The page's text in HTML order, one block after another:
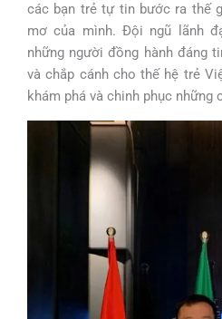
các bạn trẻ tự tin bước ra thế
mơ của mình. Đội ngũ lãnh
những người đồng hành đáng
và chắp cánh cho thế hệ trẻ
khám phá và chinh phục những